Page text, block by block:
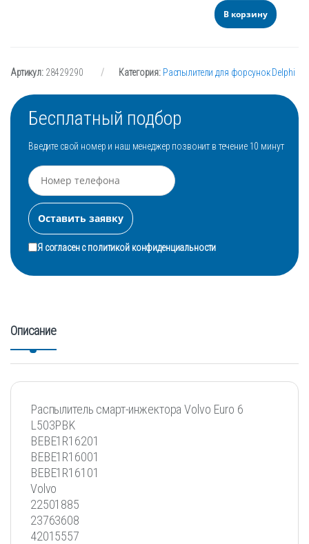
В корзину
Артикул: 28429290 Категория: Распылители для форсунок Delphi
Бесплатный подбор
Введите свой номер и наш менеджер позвонит в течение 10 минут
Я согласен сполитикой конфиденциальности
Описание
Распылитель смарт-инжектора Volvo Euro 6
L503PBK
BEBE1R16201
BEBE1R16001
BEBE1R16101
Volvo
22501885
23763608
42015557